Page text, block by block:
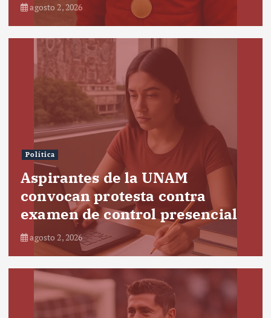
agosto 2, 2026
Política
Aspirantes de la UNAM
convocan protesta contra
examen de control presencial
agosto 2, 2026